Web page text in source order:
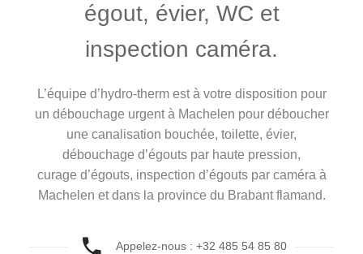
égout, évier, WC et
inspection caméra.
L’équipe d’hydro-therm est à votre disposition pour
un débouchage urgent à Machelen pour déboucher
une canalisation bouchée, toilette, évier,
débouchage d’égouts par haute pression,
curage d’égouts, inspection d’égouts par caméra à
Machelen et dans la province du Brabant flamand.
Appelez-nous : +32 485 54 85 80